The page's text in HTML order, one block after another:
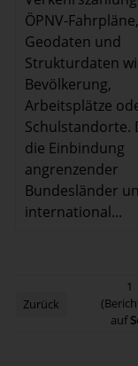
ÖPNV-Fahrpläne,
Geodaten und
Strukturdaten
Bevölkerung,
Arbeitsplätze
Schulstandorte.
die Einbindung
angrenzender
Bundesländer
international...
Zurück
1
auf